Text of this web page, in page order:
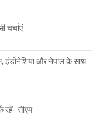
चर्चाएं
इंडोनेशिया और नेपाल के साथ
रहें- सीएम